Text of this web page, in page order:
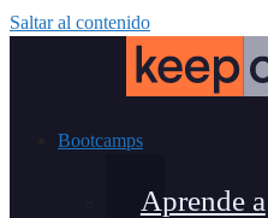
Saltar al contenido
Bootcamps
Aprende a